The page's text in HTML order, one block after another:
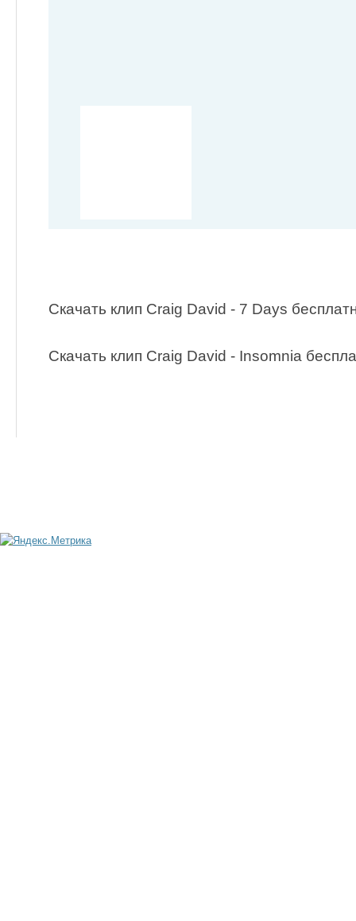
Скачать клип Craig David - 7 Days
Скачать клип Craig David - Insomnia